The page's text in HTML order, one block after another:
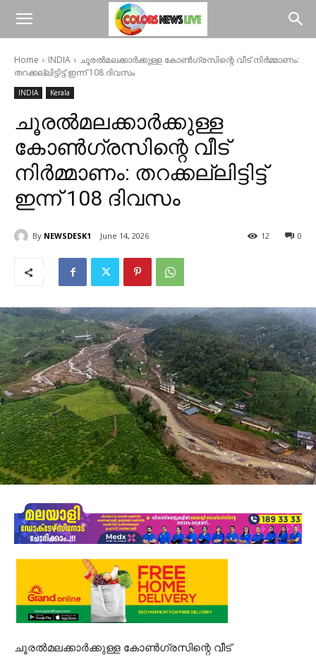
Home INDIA
ചൂരൽമലക്കാർക്കുള്ള കോൺഗ്രസിന്റെ വീട് നിർമ്മാണം:
തറക്കല്ലിട്ടിട്ട് ഇന്ന് 108 ദിവസം
INDIA Kerala
ചൂരൽമലക്കാർക്കുള്ള
കോൺഗ്രസിന്റെ വീട്
നിർമ്മാണം: തറക്കല്ലിട്ടിട്ട്
ഇന്ന് 108 ദിവസം
By NEWSDESK1 June 14, 2026 0
12
ചൂരൽമലക്കാർക്കുള്ള കോൺഗ്രസിന്റെ വീട്